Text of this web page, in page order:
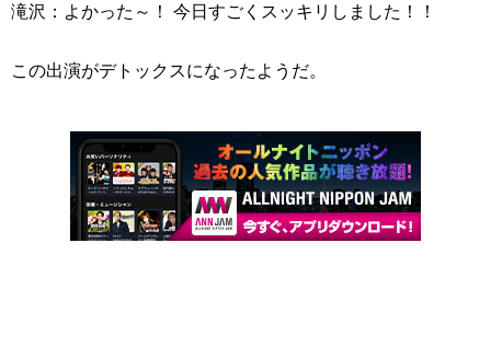
滝沢：よかった～！ 今日すごくスッキリしました！！
この出演がデトックスになったようだ。